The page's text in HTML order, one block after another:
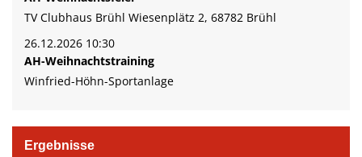
TV Clubhaus Brühl Wiesenplätz 2, 68782 Brühl
26.12.2026 10:30
AH-Weihnachtstraining
Winfried-Höhn-Sportanlage
Ergebnisse